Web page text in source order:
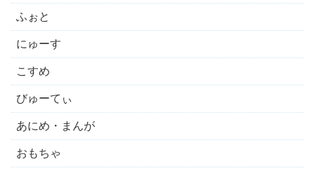
ふぉと
にゅーす
こすめ
びゅーてぃ
あにめ・まんが
おもちゃ